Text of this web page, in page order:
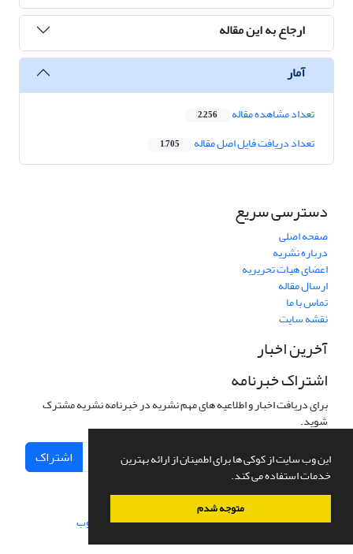
این وب سایت از کوکی ها برای اطمینان از ارائه بهترین
خدمات استفاده می کند.
متوجه شدم
ارجاع به این مقاله
آمار
تعداد مشاهده مقاله 2,256
تعداد دریافت فایل اصل مقاله 1,705
دسترسی سریع
صفحه اصلی
درباره نشریه
اعضای هیات تحریریه
ارسال مقاله
تماس با ما
نقشه سایت
آخرین اخبار
اشتراک خبرنامه
برای دریافت اخبار و اطلاعیه های مهم نشریه در خبرنامه نشریه مشترک
شوید.
اشتراک
سامانه مدیریت نشریات علمی.طراحی و پیاده سازی از سیناوب